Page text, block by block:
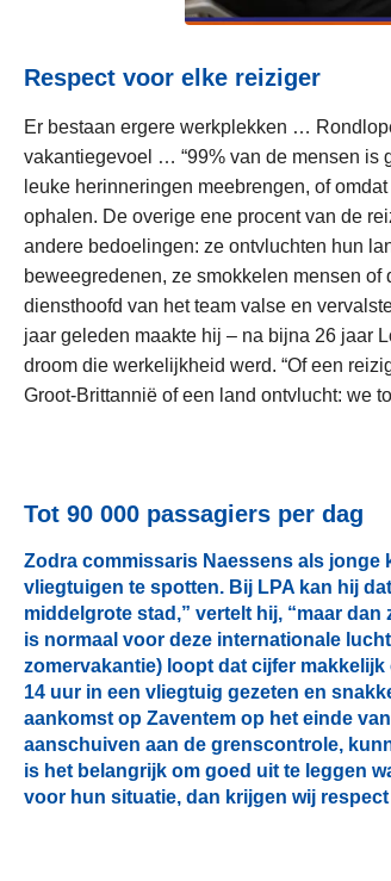
Respect voor elke reiziger
Er bestaan ergere werkplekken …
vakantiegevoel … “99% van de mensen is
leuke herinneringen meebrengen, of
ophalen. De overige ene procent van de
andere bedoelingen: ze ontvluchten hun
beweegredenen, ze smokkelen mensen
diensthoofd van het team valse en
jaar geleden maakte hij – na bijna 26 jaar
droom die werkelijkheid werd. “Of een
Groot-Brittannië of een land ontvlucht: we
Tot 90 000 passagiers per dag
Zodra commissaris Naessens als jonge
vliegtuigen te spotten. Bij LPA kan hij
middelgrote stad,” vertelt hij, “maar
is normaal voor deze internationale
zomervakantie) loopt dat cijfer makkelijk
14 uur in een vliegtuig gezeten en
aankomst op Zaventem op het einde
aanschuiven aan de grenscontrole,
is het belangrijk om goed uit te leggen
voor hun situatie, dan krijgen wij respect